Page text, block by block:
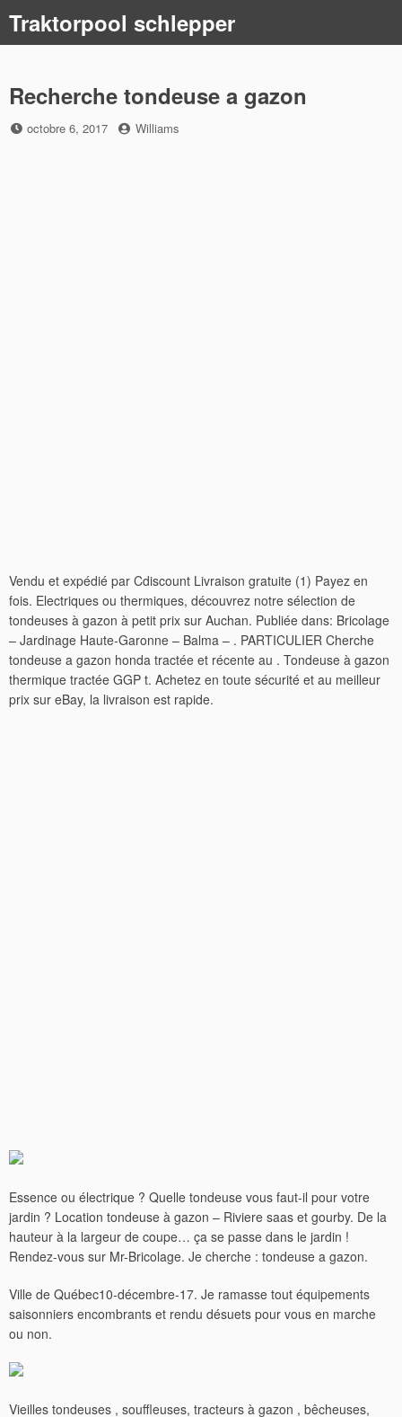
content
Traktorpool schlepper
Recherche tondeuse a gazon
Posted
octobre 6, 2017 by
Williams
Vendu et expédié par Cdiscount Livraison gratuite (1) Payez en
fois. Electriques ou thermiques, découvrez notre sélection de
tondeuses à gazon à petit prix sur Auchan. Publiée dans: Bricolage
– Jardinage Haute-Garonne – Balma – . PARTICULIER Cherche
tondeuse a gazon honda tractée et récente au . Tondeuse à gazon
thermique tractée GGP t. Achetez en toute sécurité et au meilleur
prix sur eBay, la livraison est rapide.
Essence ou électrique ? Quelle tondeuse vous faut-il pour votre
jardin ? Location tondeuse à gazon – Riviere saas et gourby. De la
hauteur à la largeur de coupe… ça se passe dans le jardin !
Rendez-vous sur Mr-Bricolage. Je cherche : tondeuse a gazon.
Ville de Québec10-décembre-17. Je ramasse tout équipements
saisonniers encombrants et rendu désuets pour vous en marche
ou non.
Vieilles tondeuses , souffleuses, tracteurs à gazon , bêcheuses,